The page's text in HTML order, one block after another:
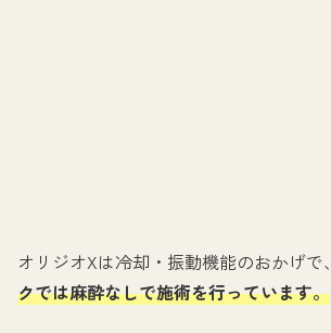
オリジオXは冷却・振動機能のおかげで、
クでは麻酔なしで施術を行っています。